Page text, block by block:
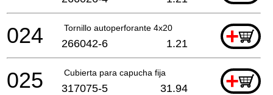
Tornillo autoperforante 4x20 +
024 266042-6 1.21
Cubierta para capucha fija +
025 317075-5 31.94